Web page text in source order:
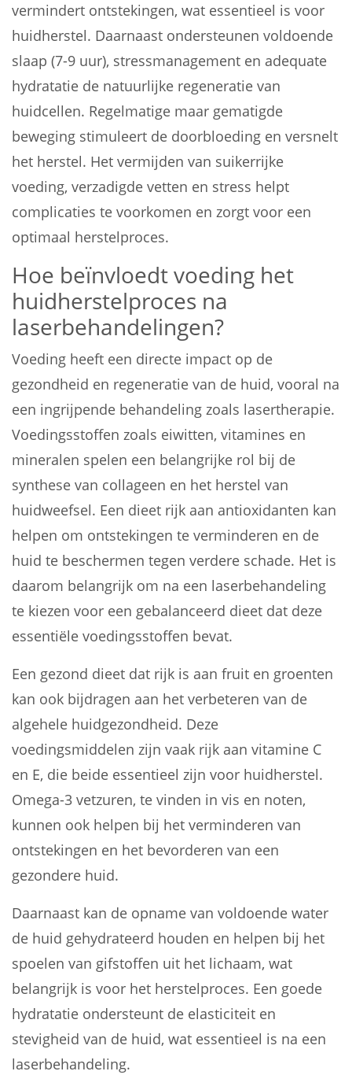
vermindert ontstekingen, wat essentieel is voor
huidherstel. Daarnaast ondersteunen voldoende
slaap (7-9 uur), stressmanagement en adequate
hydratatie de natuurlijke regeneratie van
huidcellen. Regelmatige maar gematigde
beweging stimuleert de doorbloeding en versnelt
het herstel. Het vermijden van suikerrijke
voeding, verzadigde vetten en stress helpt
complicaties te voorkomen en zorgt voor een
optimaal herstelproces.
Hoe beïnvloedt voeding het
huidherstelproces na
laserbehandelingen?
Voeding heeft een directe impact op de
gezondheid en regeneratie van de huid, vooral na
een ingrijpende behandeling zoals lasertherapie.
Voedingsstoffen zoals eiwitten, vitamines en
mineralen spelen een belangrijke rol bij de
synthese van collageen en het herstel van
huidweefsel. Een dieet rijk aan antioxidanten kan
helpen om ontstekingen te verminderen en de
huid te beschermen tegen verdere schade. Het is
daarom belangrijk om na een laserbehandeling
te kiezen voor een gebalanceerd dieet dat deze
essentiële voedingsstoffen bevat.
Een gezond dieet dat rijk is aan fruit en groenten
kan ook bijdragen aan het verbeteren van de
algehele huidgezondheid. Deze
voedingsmiddelen zijn vaak rijk aan vitamine C
en E, die beide essentieel zijn voor huidherstel.
Omega-3 vetzuren, te vinden in vis en noten,
kunnen ook helpen bij het verminderen van
ontstekingen en het bevorderen van een
gezondere huid.
Daarnaast kan de opname van voldoende water
de huid gehydrateerd houden en helpen bij het
spoelen van gifstoffen uit het lichaam, wat
belangrijk is voor het herstelproces. Een goede
hydratatie ondersteunt de elasticiteit en
stevigheid van de huid, wat essentieel is na een
laserbehandeling.